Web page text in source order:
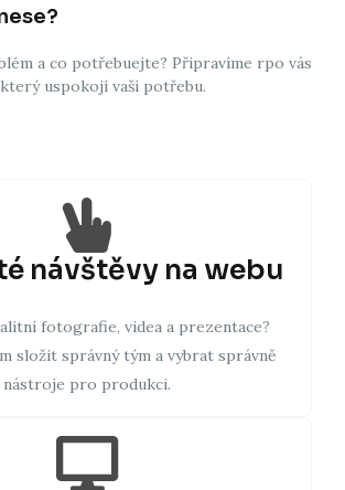
a co potřebuejte? Připravíme rpo vás
uspokojí vaší potřebu.
návštěvy na webu
fotografie, videa a prezentace?
složit správný tým a vybrat správně
nástroje pro produkci.